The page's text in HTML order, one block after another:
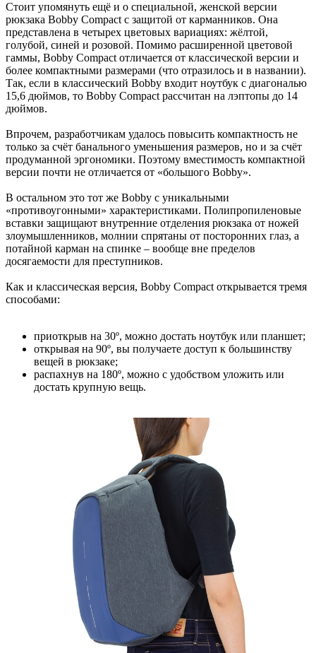
Стоит упомянуть ещё и о специальной, женской версии
рюкзака Bobby Compact с защитой от карманников. Она
представлена в четырех цветовых вариациях: жёлтой,
голубой, синей и розовой. Помимо расширенной цветовой
гаммы, Bobby Compact отличается от классической версии и
более компактными размерами (что отразилось и в названии).
Так, если в классический Bobby входит ноутбук с диагональю
15,6 дюймов, то Bobby Compact рассчитан на лэптопы до 14
дюймов.
Впрочем, разработчикам удалось повысить компактность не
только за счёт банального уменьшения размеров, но и за счёт
продуманной эргономики. Поэтому вместимость компактной
версии почти не отличается от «большого Bobby».
В остальном это тот же Bobby с уникальными
«противоугонными» характеристиками. Полипропиленовые
вставки защищают внутренние отделения рюкзака от ножей
злоумышленников, молнии спрятаны от посторонних глаз, а
потайной карман на спинке – вообще вне пределов
досягаемости для преступников.
Как и классическая версия, Bobby Compact открывается тремя
способами:
приоткрыв на 30º, можно достать ноутбук или планшет;
открывая на 90º, вы получаете доступ к большинству
вещей в рюкзаке;
распахнув на 180º, можно с удобством уложить или
достать крупную вещь.